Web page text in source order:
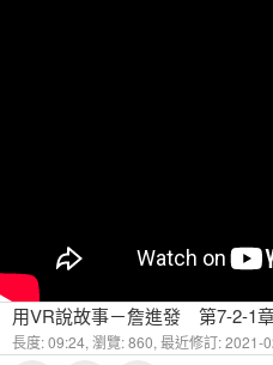
用VR說故事－詹進發 第7-2-1
長度: 09:24, 瀏覽: 860, 最近修訂: 2021-